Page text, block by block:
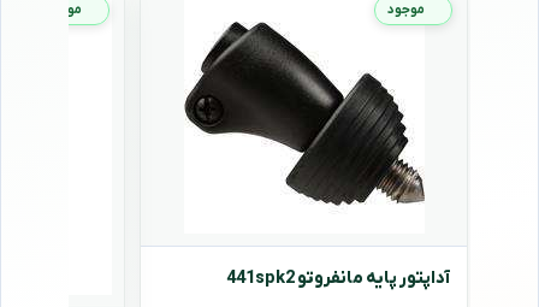
موجود
آداپتور پایه مانفروتو 441spk2
موجود